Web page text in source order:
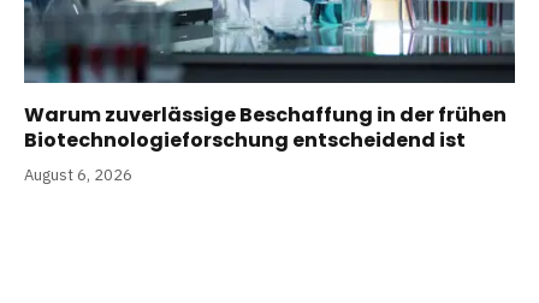
Warum zuverlässige Beschaffung in der frühen
Biotechnologieforschung entscheidend ist
August 6, 2026